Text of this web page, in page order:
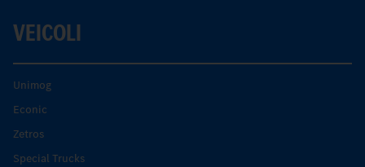
VEICOLI
Unimog
Econic
Zetros
Special Trucks